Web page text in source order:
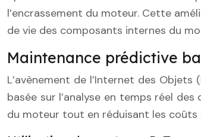
l’encrassement du moteur. Cette
de vie des composants internes du
Maintenance prédictive
L’avènement de l’Internet des
basée sur l’analyse en temps réel
du moteur tout en réduisant les coûts